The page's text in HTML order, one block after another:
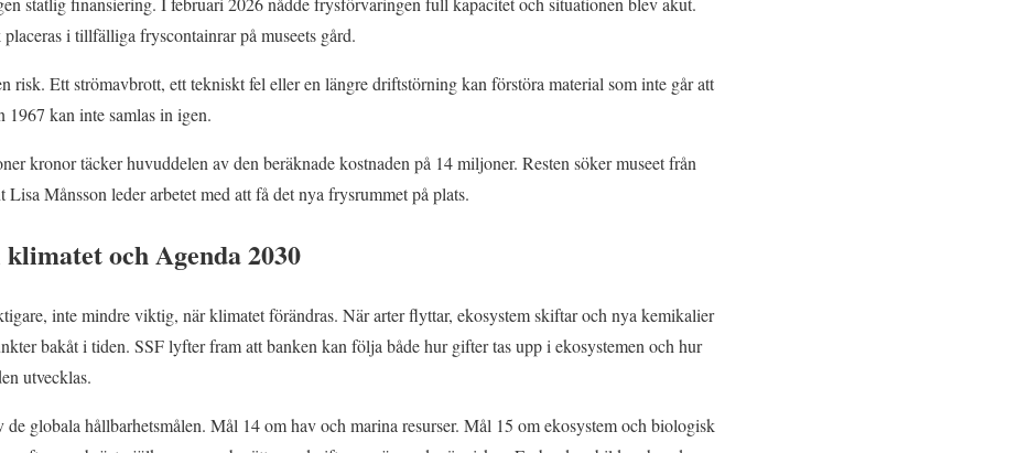
i tillfälliga fryscontainrar på museets gård.
risk. Ett strömavbrott, ett tekniskt fel eller en längre driftstörning kan förstöra material som inte går att
1967 kan inte samlas in igen.
kronor täcker huvuddelen av den beräknade kostnaden på 14 miljoner. Resten söker museet från
Lisa Månsson leder arbetet med att få det nya frysrummet på plats.
och Agenda 2030
inte mindre viktig, när klimatet förändras. När arter flyttar, ekosystem skiftar och nya kemikalier
bakåt i tiden. SSF lyfter fram att banken kan följa både hur gifter tas upp i ekosystemen och hur
utvecklas.
globala hållbarhetsmålen. Mål 14 om hav och marina resurser. Mål 15 om ekosystem och biologisk